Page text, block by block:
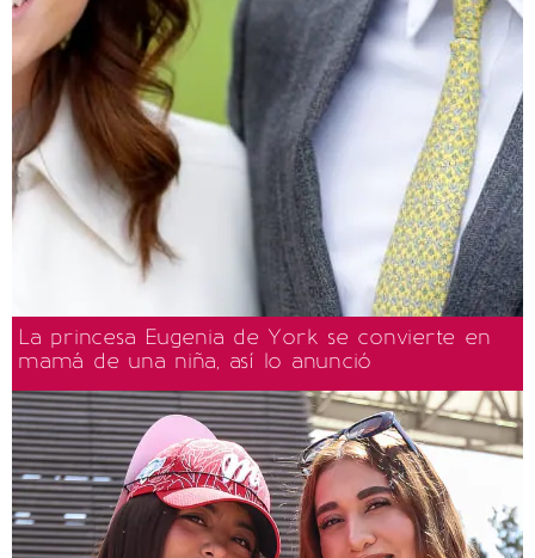
La princesa Eugenia de York se convierte en
mamá de una niña, así lo anunció